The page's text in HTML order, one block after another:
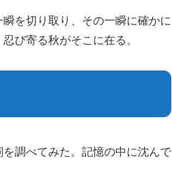
を切り取り、その一瞬に確かに
び寄る秋がそこに在る。
調べてみた。記憶の中に沈んで